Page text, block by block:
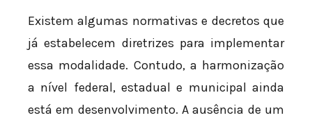
Existem algumas normativas e decretos que
já estabelecem diretrizes para implementar
essa modalidade. Contudo, a harmonização
a nível federal, estadual e municipal ainda
está em desenvolvimento. A ausência de um